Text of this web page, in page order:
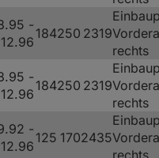
-
12.96
184250 2319
rechts
-
12.96
184250 2319
rechts
-
12.96
125 1702435